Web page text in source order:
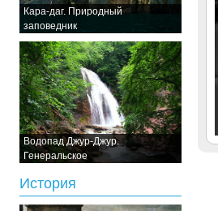
Кара-даг. Природный
заповедник
Водопад Джур-Джур.
Генеральское
История